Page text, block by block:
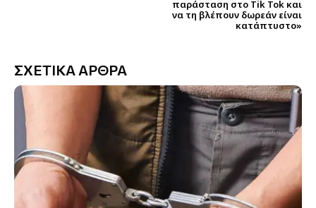
παράσταση στο Tik Tok και
να τη βλέπουν δωρεάν είναι
κατάπτυστο»
ΣΧΕΤΙΚΑ ΑΡΘΡΑ